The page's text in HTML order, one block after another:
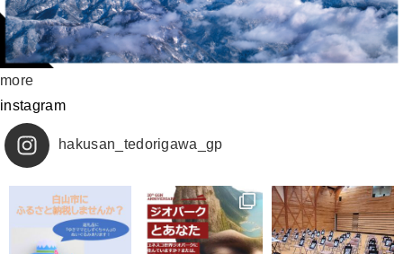
more
instagram
hakusan_tedorigawa_gp